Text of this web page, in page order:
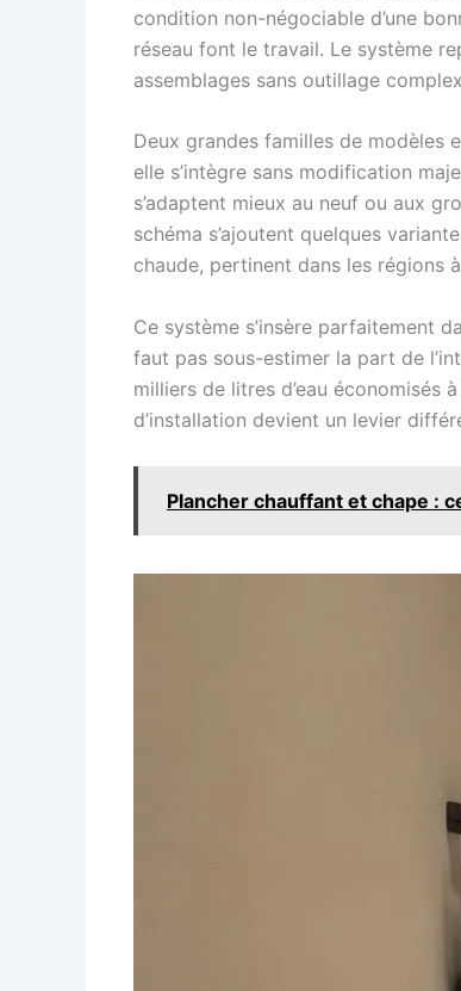
condition non-négociable d’une
réseau font le travail. Le système
assemblages sans outillage
Deux grandes familles de modèles
elle s’intègre sans modification
s’adaptent mieux au neuf ou aux
schéma s’ajoutent quelques
chaude, pertinent dans les régions
Ce système s’insère parfaitement
faut pas sous-estimer la part de
milliers de litres d’eau économisés
d’installation devient un levier
Plancher chauffant et chape :